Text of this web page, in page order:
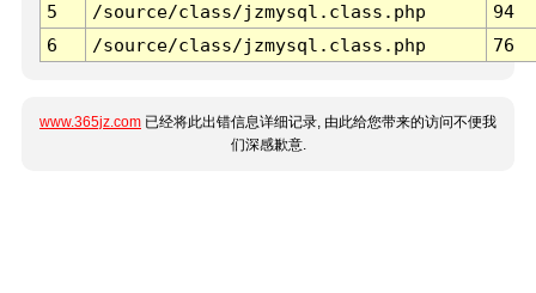
5
/source/class/jzmysql.class.php
94
6
/source/class/jzmysql.class.php 76
www.365jz.com 已经将此出错信息详细记录, 由此给您带来的访问不便我
们深感歉意.